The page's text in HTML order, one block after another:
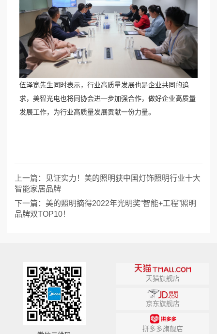
伍泽宽先生同时表示，行业高质量发展也是企业共同的追
求，美智光电也将同协会进一步加强合作，做好企业高质量
发展工作，为行业高质量发展贡献一份力量。
上一篇：
见证实力！美的照明获中国灯饰照明行业十大
智能家居品牌
下一篇： 美的照明摘得2022年光明奖“智能+工程”照明
品牌双TOP10！
天猫旗舰店
京东旗舰店
拼多多旗舰店